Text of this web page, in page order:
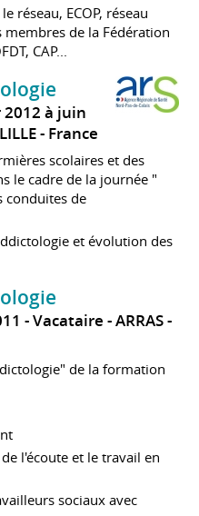
réseau, ECOP, réseau
de la Fédération
CAP...
2012 à juin
France
scolaires et des
le cadre de la journée "
conduites de
et évolution des
Vacataire
ARRAS
de la formation
l'écoute et le travail en
sociaux avec